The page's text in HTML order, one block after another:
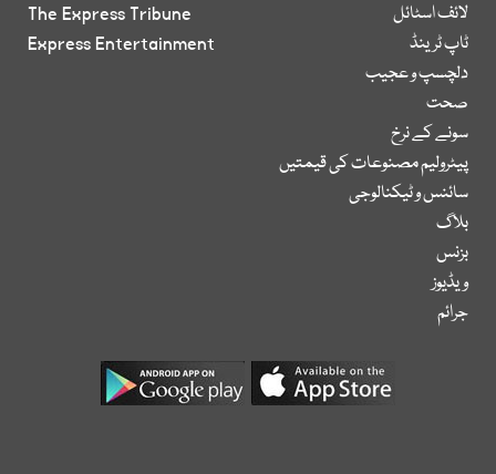
لائف اسٹائل
ٹاپ ٹرینڈ
دلچسپ و عجیب
صحت
سونے کے نرخ
پیٹرولیم مصنوعات کی قیمتیں
سائنس و ٹیکنالوجی
بلاگ
بزنس
ویڈیوز
جرائم
The Express Tribune
Express Entertainment